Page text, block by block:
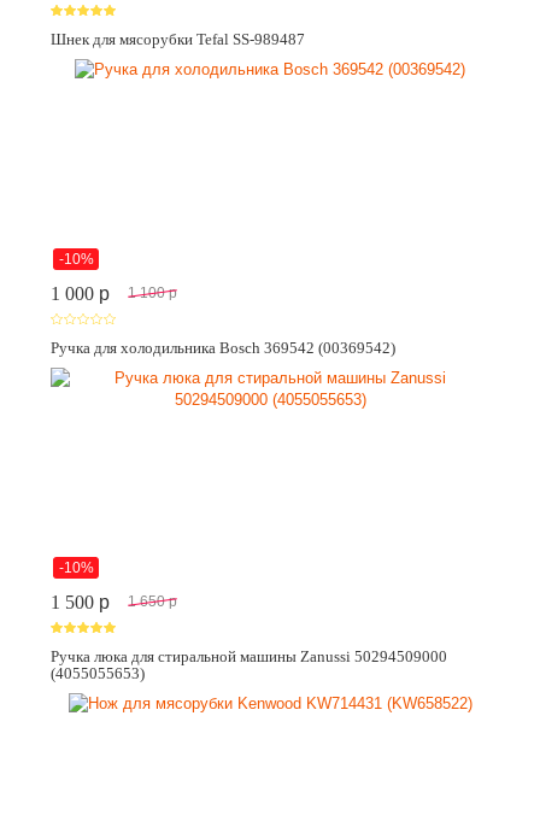
Шнек для мясорубки Tefal SS-989487
-10%
1 000 p 1 100 p
Ручка для холодильника Bosch 369542 (00369542)
-10%
1 500 p 1 650 p
Ручка люка для стиральной машины Zanussi 50294509000
(4055055653)